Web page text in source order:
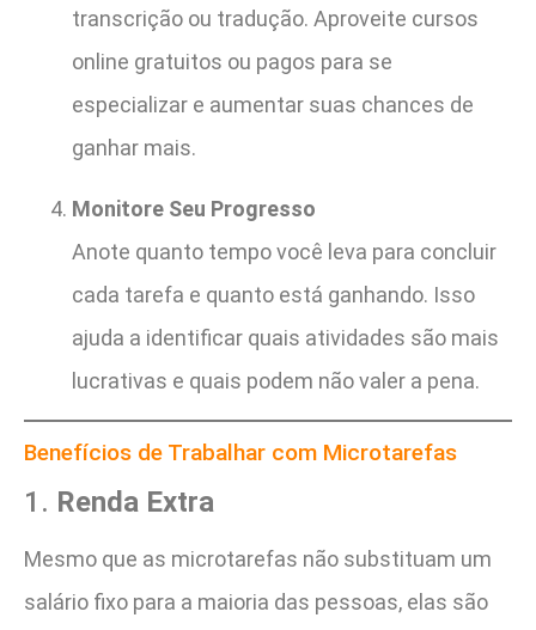
transcrição ou tradução. Aproveite cursos
online gratuitos ou pagos para se
especializar e aumentar suas chances de
ganhar mais.
Monitore Seu Progresso
Anote quanto tempo você leva para concluir
cada tarefa e quanto está ganhando. Isso
ajuda a identificar quais atividades são mais
lucrativas e quais podem não valer a pena.
Benefícios de Trabalhar com Microtarefas
1. Renda Extra
Mesmo que as microtarefas não substituam um
salário fixo para a maioria das pessoas, elas são